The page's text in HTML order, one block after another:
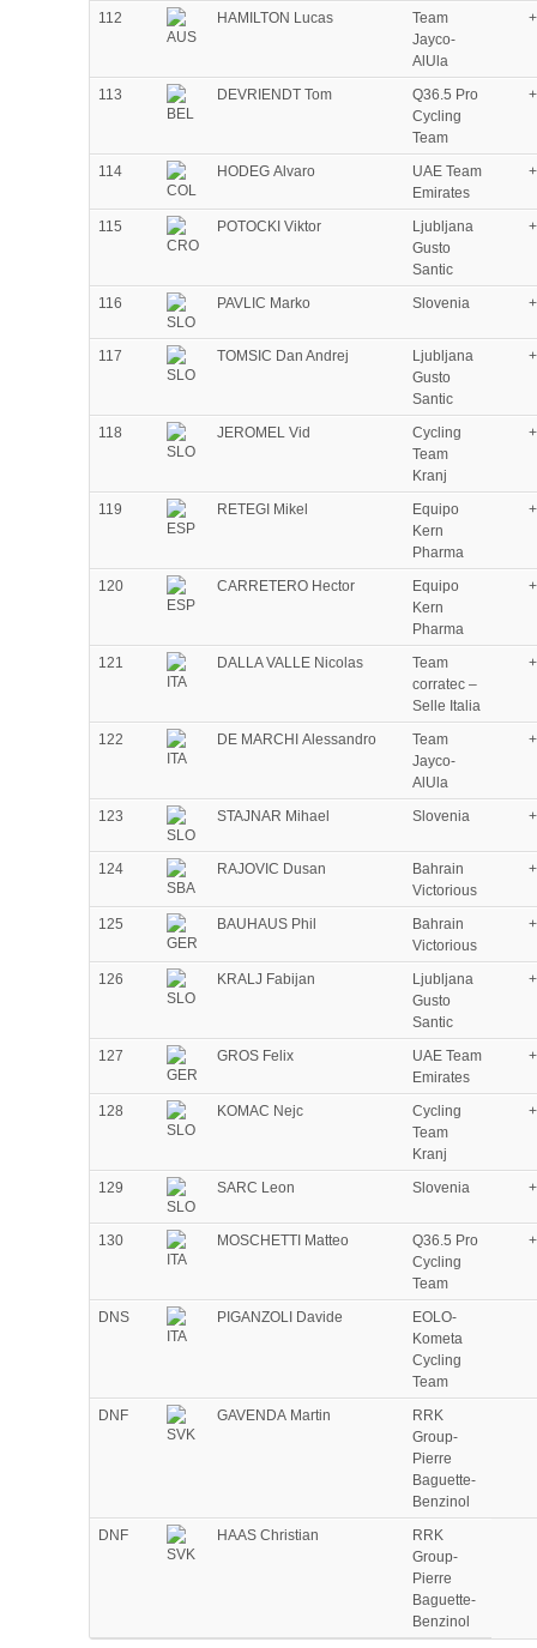
112 HAMILTON Lucas
Team
Jayco-
AlUla
113 DEVRIENDT Tom
Q36.5 Pro
Cycling
Team
114 HODEG Alvaro
UAE Team
Emirates
115 POTOCKI Viktor
Ljubljana
Gusto
Santic
116 PAVLIC Marko Slovenia
117 TOMSIC Dan Andrej
Ljubljana
Gusto
Santic
118 JEROMEL Vid
Cycling
Team
Kranj
119 RETEGI Mikel
Equipo
Kern
Pharma
120 CARRETERO Hector
Equipo
Kern
Pharma
121 DALLA VALLE Nicolas
Team
corratec –
Selle Italia
122 DE MARCHI Alessandro
Team
Jayco-
AlUla
123 STAJNAR Mihael Slovenia
124 RAJOVIC Dusan
Bahrain
Victorious
125 BAUHAUS Phil
Bahrain
Victorious
126 KRALJ Fabijan
Ljubljana
Gusto
Santic
127 GROS Felix
UAE Team
Emirates
128 KOMAC Nejc
Cycling
Team
Kranj
129 SARC Leon Slovenia
130 MOSCHETTI Matteo
Q36.5 Pro
Cycling
Team
DNS PIGANZOLI Davide
EOLO-
Kometa
Cycling
Team
DNF
GAVENDA Martin
RRK
Group-
Pierre
Baguette-
Benzinol
DNF
HAAS Christian
RRK
Group-
Pierre
Baguette-
Benzinol